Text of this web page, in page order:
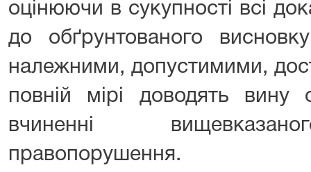
оцінюючи в сукупності всі
до обґрунтованого
належними, допустимими,
повній мірі доводять вину
вчиненні
правопорушення.